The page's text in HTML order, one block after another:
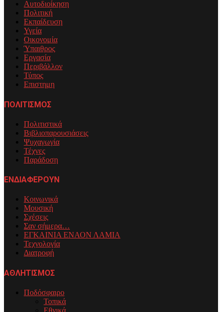
Αυτοδιοίκηση
Πολιτική
Εκπαίδευση
Υγεία
Οικονομία
Ύπαιθρος
Εργασία
Περιβάλλον
Τύπος
Επιστημη
ΠΟΛΙΤΙΣΜΟΣ
Πολιτιστικά
Βιβλιοπαρουσιάσεις
Ψυχαγωγία
Τέχνες
Παράδοση
ΕΝΔΙΑΦΕΡΟΥΝ
Κοινωνικά
Μουσική
Σχέσεις
Σαν σήμερα…
ΕΓΚΑΙΝΙΑ ΕΝΑΟΝ ΛΑΜΙΑ
Τεχνολογία
Διατροφή
ΑΘΛΗΤΙΣΜΟΣ
Ποδόσφαιρο
Τοπικά
Εθνικά